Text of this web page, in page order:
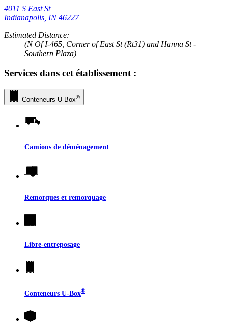
4011 S East St
Indianapolis, IN 46227
Estimated Distance:
(N Of I-465, Corner of East St (Rt31) and Hanna St -
Southern Plaza)
Services dans cet établissement :
Conteneurs U-Box®
Camions de déménagement
Remorques et remorquage
Libre-entreposage
Conteneurs U-Box®